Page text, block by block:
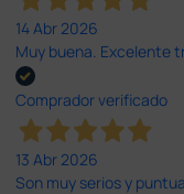
14 Abr 2026
Muy buena. Excelente
Comprador verificado
13 Abr 2026
Son muy serios y